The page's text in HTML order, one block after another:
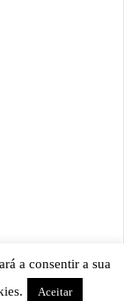
a consentir a sua
Aceitar